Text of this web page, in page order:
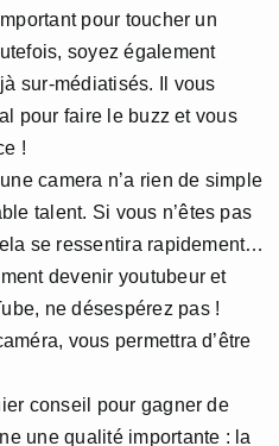
pour toucher un
soyez également
sur-médiatisés. Il vous
pour faire le buzz et vous
!
camera n’a rien de simple
talent. Si vous n’êtes pas
se ressentira rapidement…
devenir youtubeur et
ne désespérez pas !
vous permettra d’être
conseil pour gagner de
une qualité importante : la